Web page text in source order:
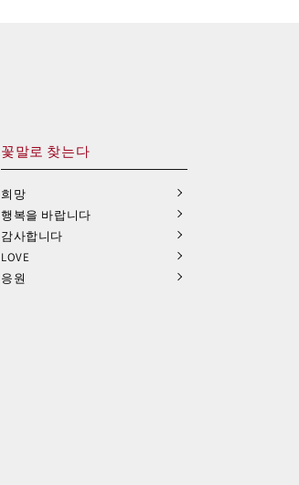
꽃말로 찾는다
희망
행복을 바랍니다
감사합니다
LOVE
응원